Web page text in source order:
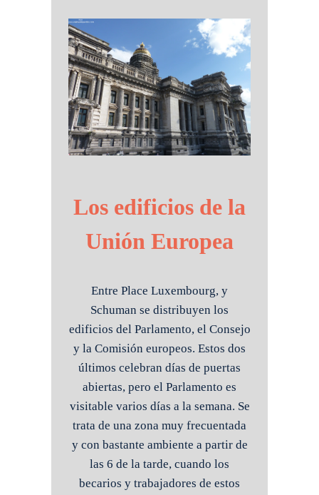
Los edificios de la
Unión Europea
Entre Place Luxembourg, y
Schuman se distribuyen los
edificios del Parlamento, el Consejo
y la Comisión europeos. Estos dos
últimos celebran días de puertas
abiertas, pero el Parlamento es
visitable varios días a la semana. Se
trata de una zona muy frecuentada
y con bastante ambiente a partir de
las 6 de la tarde, cuando los
becarios y trabajadores de estos